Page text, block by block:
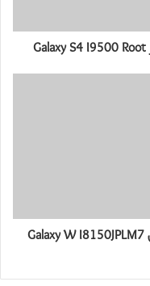
للجالكسي دبليو الروم العربي الرسمي Galaxy W I8150JPLM7